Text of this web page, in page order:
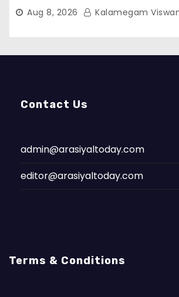
Aug 8, 2026 Kalamegam
Contact Us
admin@arasiyaltoday.com
editor@arasiyaltoday.com
Terms & Conditions